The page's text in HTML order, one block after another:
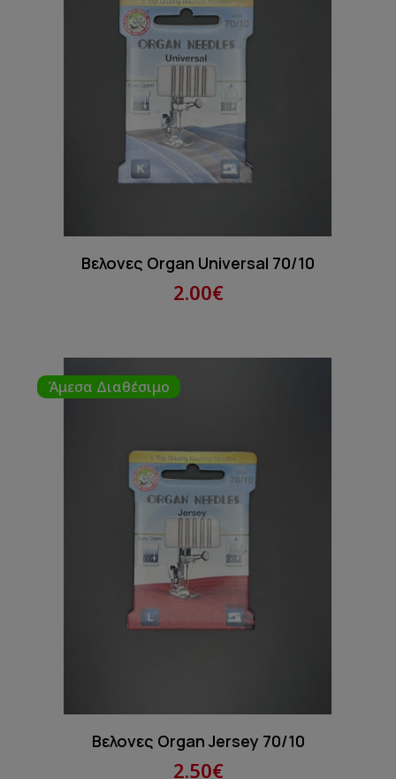
Βελονες Organ Universal 70/10
2.00€
Άμεσα Διαθέσιμο
Βελονες Organ Jersey 70/10
2.50€